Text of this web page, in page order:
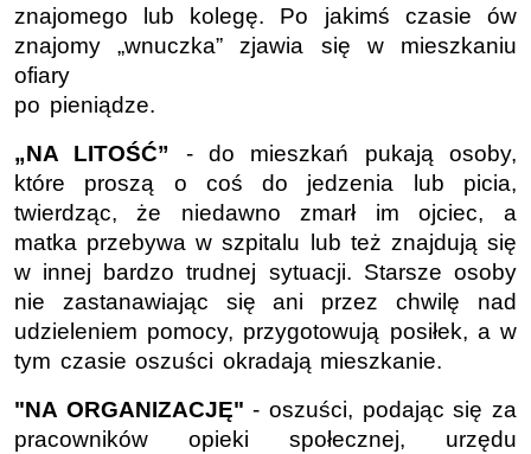
znajomego lub kolegę. Po jakimś czasie ów
znajomy „wnuczka” zjawia się w mieszkaniu
ofiary
po pieniądze.
„NA LITOŚĆ” - do mieszkań pukają osoby,
które proszą o coś do jedzenia lub picia,
twierdząc, że niedawno zmarł im ojciec, a
matka przebywa w szpitalu lub też znajdują się
w innej bardzo trudnej sytuacji. Starsze osoby
nie zastanawiając się ani przez chwilę nad
udzieleniem pomocy, przygotowują posiłek, a w
tym czasie oszuści okradają mieszkanie.
"NA ORGANIZACJĘ"- oszuści, podając się za
pracowników opieki społecznej, urzędu